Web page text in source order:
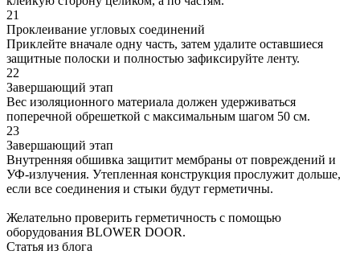
21
Проклеивание угловых соединений
Приклейте вначале одну часть, затем удалите оставшиеся
защитные полоски и полностью зафиксируйте ленту.
22
Завершающий этап
Вес изоляционного материала должен удерживаться
поперечной обрешеткой с максимальным шагом 50 см.
23
Завершающий этап
Внутренняя обшивка защитит мембраны от повреждений и
УФ-излучения. Утепленная конструкция прослужит дольше,
если все соединения и стыки будут герметичны.
Желательно проверить герметичность с помощью
оборудования BLOWER DOOR.
Статья из блога